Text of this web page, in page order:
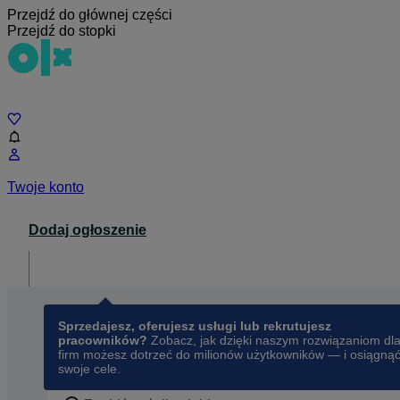
Przejdź do głównej części
Przejdź do stopki
Twoje konto
Dodaj ogłoszenie
Sprzedajesz, oferujesz usługi lub rekrutujesz
pracowników? Zobacz, jak dzięki naszym rozwiązaniom dla
firm możesz dotrzeć do milionów użytkowników — i osiągnąć
swoje cele.